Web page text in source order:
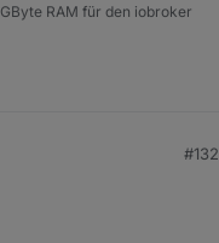
RAM für den iobroker
#132